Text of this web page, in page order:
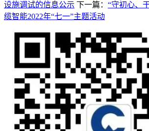
设施调试的信息公示 下一篇： “守初心、
缆智能2022年“七一”主题活动